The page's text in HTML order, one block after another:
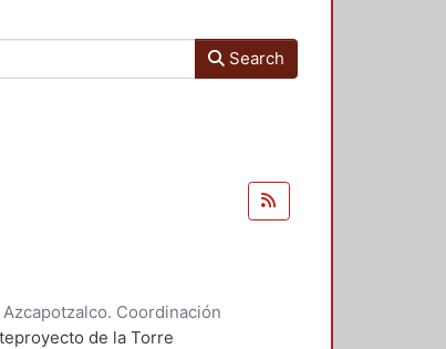
Search
Coordinación
Heribertode la Torre